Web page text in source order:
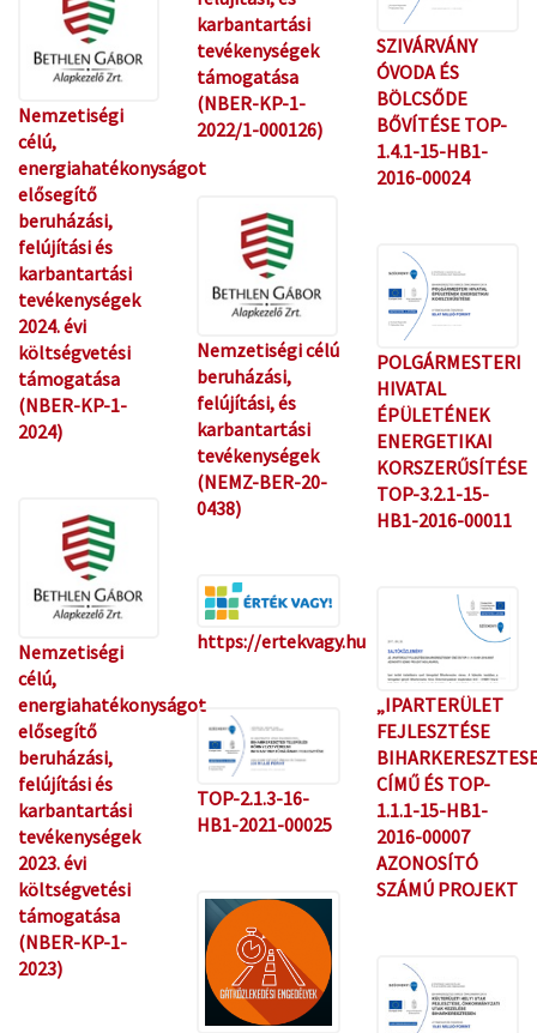
Nemzetiségi
célú,
energiahatékonyságot
elősegítő
beruházási,
felújítási és
karbantartási
tevékenységek
2024. évi
költségvetési
támogatása
(NBER-KP-1-
2024)
Nemzetiségi
célú,
energiahatékonyságot
elősegítő
beruházási,
felújítási és
karbantartási
tevékenységek
2023. évi
költségvetési
támogatása
(NBER-KP-1-
2023)
karbantartási
tevékenységek
támogatása
(NBER-KP-1-
2022/1-000126)
Nemzetiségi célú
beruházási,
felújítási, és
karbantartási
tevékenységek
(NEMZ-BER-20-
0438)
https://ertekvagy.hu
TOP-2.1.3-16-
HB1-2021-00025
SZIVÁRVÁNY
ÓVODA ÉS
BÖLCSŐDE
BŐVÍTÉSE TOP-
1.4.1-15-HB1-
2016-00024
POLGÁRMESTERI
HIVATAL
ÉPÜLETÉNEK
ENERGETIKAI
KORSZERŰSÍTÉSE
TOP-3.2.1-15-
HB1-2016-00011
„IPARTERÜLET
FEJLESZTÉSE
CÍMŰ ÉS TOP-
1.1.1-15-HB1-
2016-00007
AZONOSÍTÓ
SZÁMÚ PROJEKT